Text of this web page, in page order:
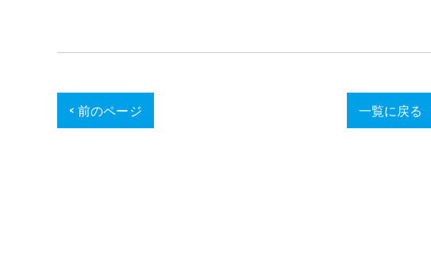
< 前のページ 一覧に戻る